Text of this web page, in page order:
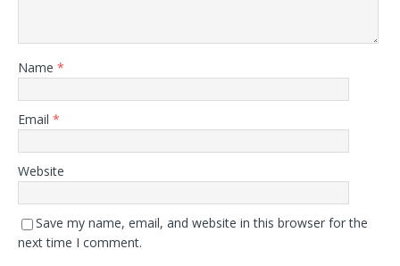
Name *
Email *
Website
Save my name, email, and website in this browser for the
next time I comment.